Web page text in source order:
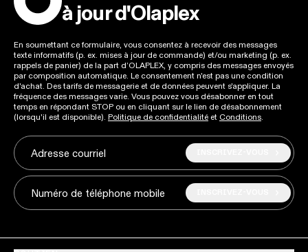
à jour d'Olaplex
En soumettant ce formulaire, vous consentez à recevoir des messages
texte informatifs (p. ex. mises à jour de commande) et/ou marketing (p. ex.
rappels de panier) de la part d’OLAPLEX, y compris des messages envoyés
par composition automatique. Le consentement n'est pas une condition
d'achat. Des tarifs de messagerie et de données peuvent s'appliquer. La
fréquence des messages varie. Vous pouvez vous désabonner en tout
temps en répondant STOP ou en cliquant sur le lien de désabonnement
(lorsqu'il est disponible). Politique de confidentialité et Conditions.
Adresse courriel
Numéro de téléphone mobile